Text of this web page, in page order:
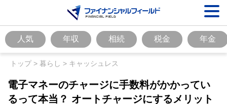
人気 年収 相続 税金 年金
トップ> 暮らし > キャッシュレス
電子マネーのチャージに手数料がかかってい
るって本当？ オートチャージにするメリット